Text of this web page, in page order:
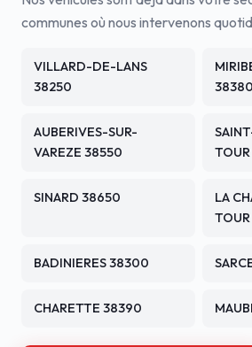
communes où nous intervenons
VILLARD-DE-LANS
38250
38380
AUBERIVES-SUR-
VAREZE 38550
TOUR
SINARD 38650
LA
TOUR
BADINIERES 38300
CHARETTE 38390